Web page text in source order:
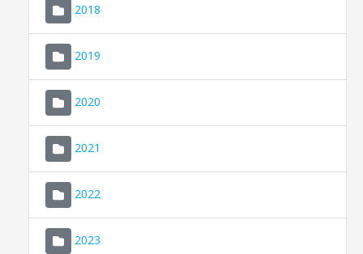
2018
2019
2020
2021
2022
2023